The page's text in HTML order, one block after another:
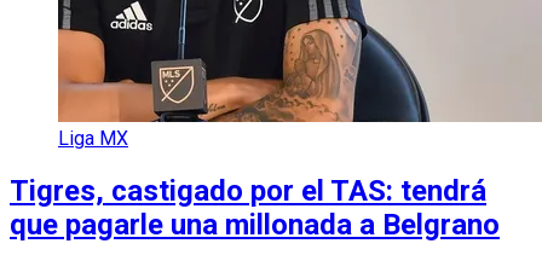
Liga MX
Tigres, castigado por el TAS: tendrá
que pagarle una millonada a Belgrano